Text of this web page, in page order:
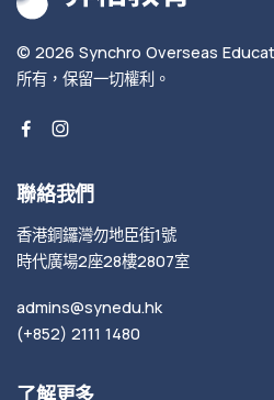
© 2026 Synchro Overseas
所有，保留一切權利。
聯絡我們
香港銅鑼灣勿地臣街1號
時代廣場2座28樓2807室
admins@synedu.hk
(+852) 2111 1480
了解更多